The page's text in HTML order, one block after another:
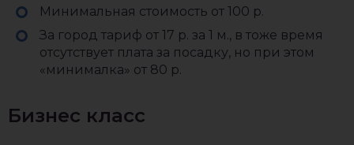
Минимальная стоимость от 100 р.
За город тариф от 17 р. за 1 м., в тоже время
отсутствует плата за посадку, но при этом
«минималка» от 80 р.
Бизнес класс